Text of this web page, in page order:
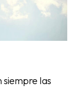
siempre las